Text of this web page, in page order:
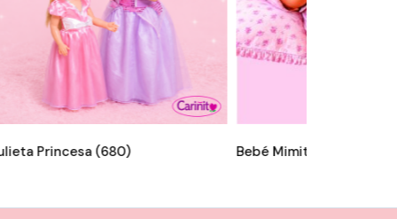
Princesa (680) Bebé Mimito (672)